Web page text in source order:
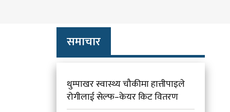
समाचार
थुम्पाखर स्वास्थ्य चौकीमा हात्तीपाइले
रोगीलाई सेल्फ–केयर किट वितरण